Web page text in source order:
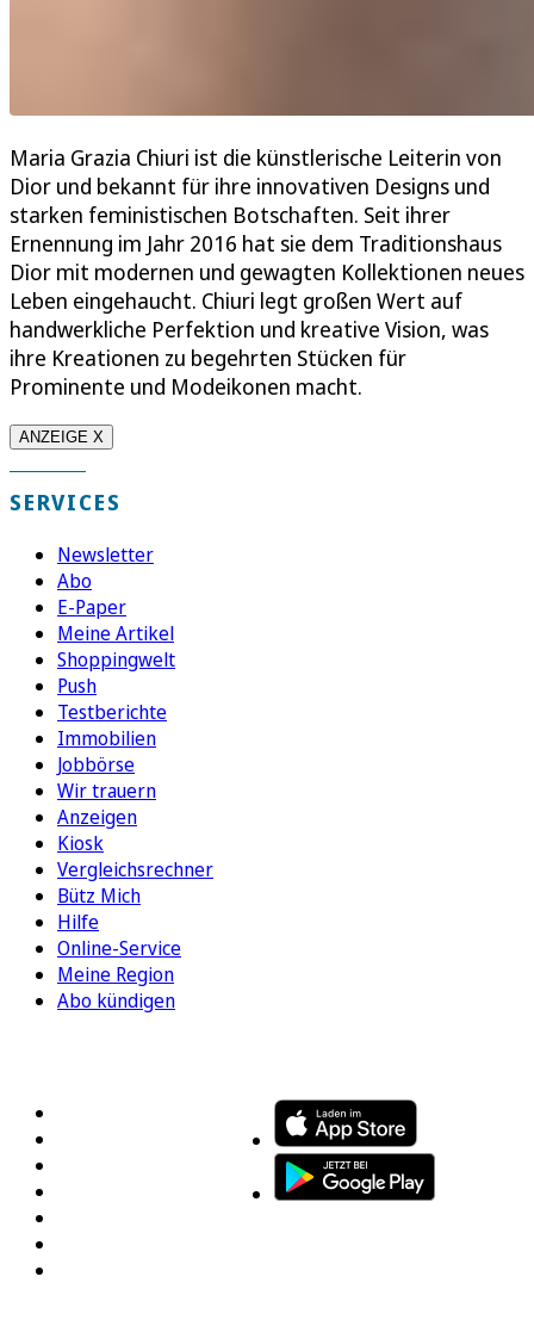
Maria Grazia Chiuri ist die künstlerische Leiterin von
Dior und bekannt für ihre innovativen Designs und
starken feministischen Botschaften. Seit ihrer
Ernennung im Jahr 2016 hat sie dem Traditionshaus
Dior mit modernen und gewagten Kollektionen neues
Leben eingehaucht. Chiuri legt großen Wert auf
handwerkliche Perfektion und kreative Vision, was
ihre Kreationen zu begehrten Stücken für
Prominente und Modeikonen macht.
ANZEIGE X
SERVICES
Newsletter
Abo
E-Paper
Meine Artikel
Shoppingwelt
Push
Testberichte
Immobilien
Jobbörse
Wir trauern
Anzeigen
Kiosk
Vergleichsrechner
Bütz Mich
Hilfe
Online-Service
Meine Region
Abo kündigen